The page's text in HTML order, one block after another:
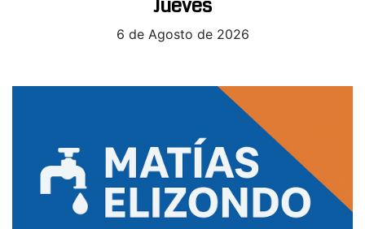
Jueves
6 de Agosto de 2026